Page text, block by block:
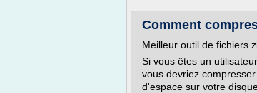
Comment
Meilleur outil de fichiers
Si vous êtes un
vous devriez
d'espace sur votre